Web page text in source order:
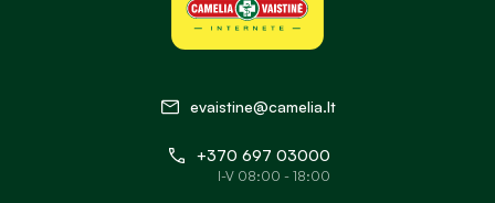
evaistine@camelia.lt
+370 697 03000
I-V 08:00 - 18:00